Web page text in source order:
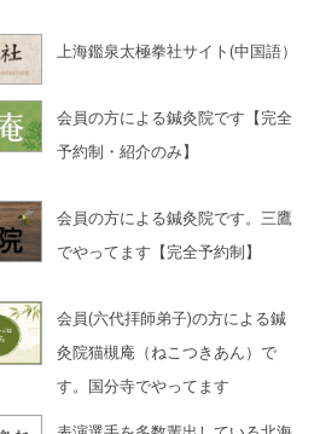
上海鑑泉太極拳社サイト(中国語）
会員の方による鍼灸院です【完全
予約制・紹介のみ】
会員の方による鍼灸院です。三鷹
でやってます【完全予約制】
会員(六代拝師弟子)の方による鍼
灸院猫槻庵（ねこつきあん）で
す。国分寺でやってます